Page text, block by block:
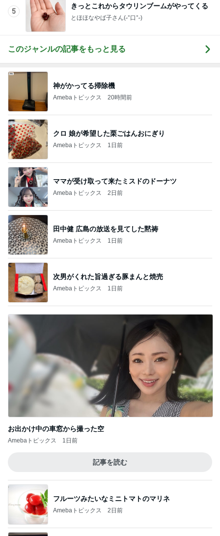
5
きっとこれからタウリンブームがやってくる
とほほなやば子さん(˶°口°˶)
このジャンルの記事をもっと見る
神がかってる掃除機
Amebaトピックス 20時間前
クロ 娘が希望した栗ごはんおにぎり
Amebaトピックス 1日前
ママが受け取って来たミスドのドーナツ
Amebaトピックス 2日前
田中健 広島の放送を見てした黙祷
Amebaトピックス 1日前
次男がくれた旨過ぎる豚まんと焼売
Amebaトピックス 1日前
お出かけ中の車窓から撮った空
Amebaトピックス 1日前
記事を読む
フルーツみたいなミニトマトのマリネ
Amebaトピックス 2日前